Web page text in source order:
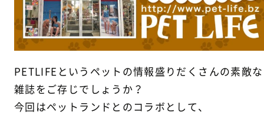
PETLIFEというペットの情報盛りだくさんの素敵な
雑誌をご存じでしょうか？
今回はペットランドとのコラボとして、